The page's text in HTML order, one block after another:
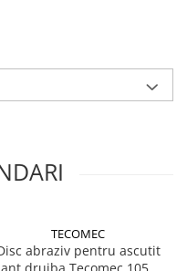
TECOMEC
abraziv pentru ascutit